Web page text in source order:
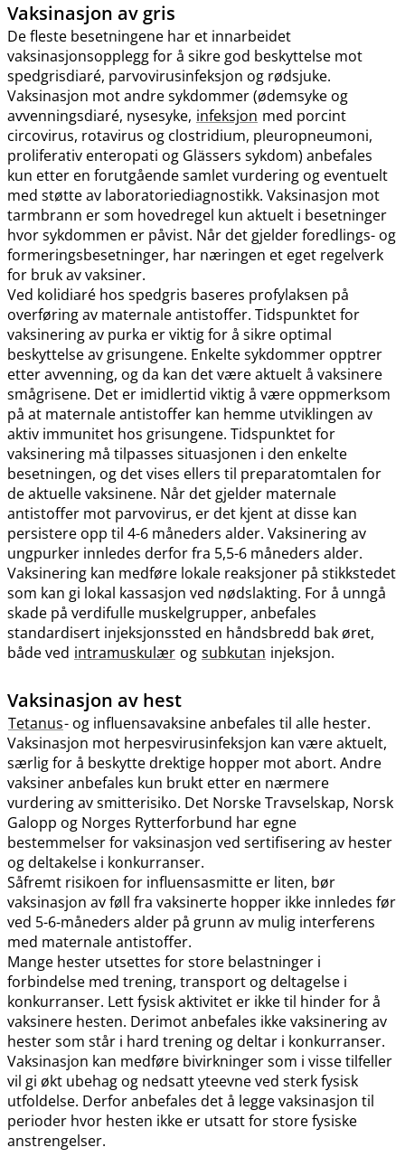
Vaksinasjon av gris
De fleste besetningene har et innarbeidet
vaksinasjonsopplegg for å sikre god beskyttelse mot
spedgrisdiaré, parvovirusinfeksjon og rødsjuke.
Vaksinasjon mot andre sykdommer (ødemsyke og
avvenningsdiaré, nysesyke, infeksjon med porcint
circovirus, rotavirus og clostridium, pleuropneumoni,
proliferativ enteropati og Glässers sykdom) anbefales
kun etter en forutgående samlet vurdering og eventuelt
med støtte av laboratoriediagnostikk. Vaksinasjon mot
tarmbrann er som hovedregel kun aktuelt i besetninger
hvor sykdommen er påvist. Når det gjelder foredlings- og
formeringsbesetninger, har næringen et eget regelverk
for bruk av vaksiner.
Ved kolidiaré hos spedgris baseres profylaksen på
overføring av maternale antistoffer. Tidspunktet for
vaksinering av purka er viktig for å sikre optimal
beskyttelse av grisungene. Enkelte sykdommer opptrer
etter avvenning, og da kan det være aktuelt å vaksinere
smågrisene. Det er imidlertid viktig å være oppmerksom
på at maternale antistoffer kan hemme utviklingen av
aktiv immunitet hos grisungene. Tidspunktet for
vaksinering må tilpasses situasjonen i den enkelte
besetningen, og det vises ellers til preparatomtalen for
de aktuelle vaksinene. Når det gjelder maternale
antistoffer mot parvovirus, er det kjent at disse kan
persistere opp til 4-6 måneders alder. Vaksinering av
ungpurker innledes derfor fra 5,5-6 måneders alder.
Vaksinering kan medføre lokale reaksjoner på stikkstedet
som kan gi lokal kassasjon ved nødslakting. For å unngå
skade på verdifulle muskelgrupper, anbefales
standardisert injeksjonssted en håndsbredd bak øret,
både ved intramuskulær og subkutan injeksjon.
Vaksinasjon av hest
Tetanus- og influensavaksine anbefales til alle hester.
Vaksinasjon mot herpesvirusinfeksjon kan være aktuelt,
særlig for å beskytte drektige hopper mot abort. Andre
vaksiner anbefales kun brukt etter en nærmere
vurdering av smitterisiko. Det Norske Travselskap, Norsk
Galopp og Norges Rytterforbund har egne
bestemmelser for vaksinasjon ved sertifisering av hester
og deltakelse i konkurranser.
Såfremt risikoen for influensasmitte er liten, bør
vaksinasjon av føll fra vaksinerte hopper ikke innledes før
ved 5-6-måneders alder på grunn av mulig interferens
med maternale antistoffer.
Mange hester utsettes for store belastninger i
forbindelse med trening, transport og deltagelse i
konkurranser. Lett fysisk aktivitet er ikke til hinder for å
vaksinere hesten. Derimot anbefales ikke vaksinering av
hester som står i hard trening og deltar i konkurranser.
Vaksinasjon kan medføre bivirkninger som i visse tilfeller
vil gi økt ubehag og nedsatt yteevne ved sterk fysisk
utfoldelse. Derfor anbefales det å legge vaksinasjon til
perioder hvor hesten ikke er utsatt for store fysiske
anstrengelser.